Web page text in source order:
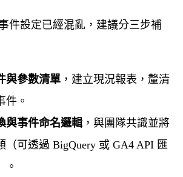
件設定已經混亂，建議分三步補
與參數清單 ，建立現況報表，釐清
件。
與事件命名邏輯 ，與團隊共識並將
（可透過 BigQuery 或 GA4 API 匯
。